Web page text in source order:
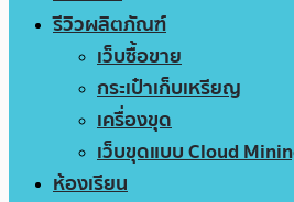
รีวิวผลิตภัณฑ์
เว็บซื้อขาย
กระเป๋าเก็บเหรียญ
เครื่องขุด
เว็บขุดแบบ Cloud
ห้องเรียน